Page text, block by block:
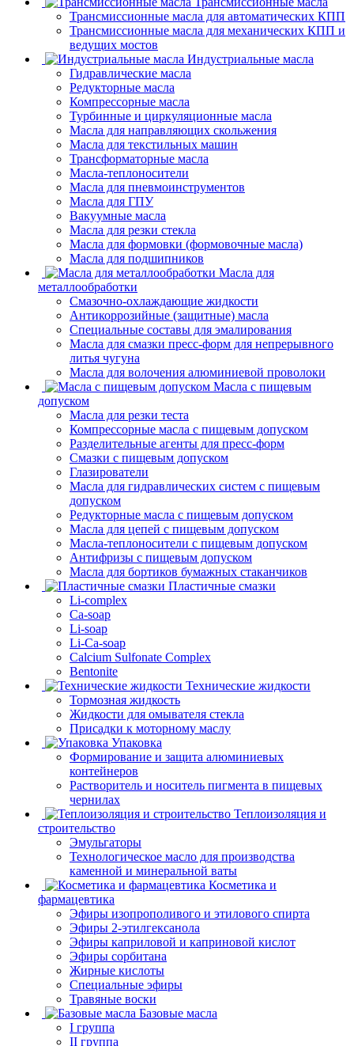
Трансмиссионные масла для автоматических КПП
Трансмиссионные масла для механических КПП и
ведущих мостов
Индустриальные масла
Гидравлические масла
Редукторные масла
Компрессорные масла
Турбинные и циркуляционные масла
Масла для направляющих скольжения
Масла для текстильных машин
Трансформаторные масла
Масла-теплоносители
Масла для пневмоинструментов
Масла для ГПУ
Вакуумные масла
Масла для резки стекла
Масла для формовки (формовочные масла)
Масла для подшипников
Масла для
металлообработки
Смазочно-охлаждающие жидкости
Антикоррозийные (защитные) масла
Специальные составы для эмалирования
Масла для смазки пресс-форм для непрерывного
литья чугуна
Масла для волочения алюминиевой проволоки
Масла с пищевым
допуском
Масла для резки теста
Компрессорные масла с пищевым допуском
Разделительные агенты для пресс-форм
Смазки с пищевым допуском
Глазирователи
Масла для гидравлических систем с пищевым
допуском
Редукторные масла с пищевым допуском
Масла для цепей с пищевым допуском
Масла-теплоносители с пищевым допуском
Антифризы с пищевым допуском
Масла для бортиков бумажных стаканчиков
Пластичные смазки
Li-complex
Ca-soap
Li-soap
Li-Ca-soap
Calcium Sulfonate Complex
Bentonite
Технические жидкости
Тормозная жидкость
Жидкости для омывателя стекла
Присадки к моторному маслу
Упаковка
Формирование и защита алюминиевых
контейнеров
Растворитель и носитель пигмента в пищевых
чернилах
Теплоизоляция и
строительство
Эмульгаторы
Технологическое масло для производства
каменной и минеральной ваты
Косметика и
фармацевтика
Эфиры изопрополивого и этилового спирта
Эфиры 2-этилгексанола
Эфиры каприловой и каприновой кислот
Эфиры сорбитана
Жирные кислоты
Специальные эфиры
Травяные воски
Базовые масла
I группа
II группа